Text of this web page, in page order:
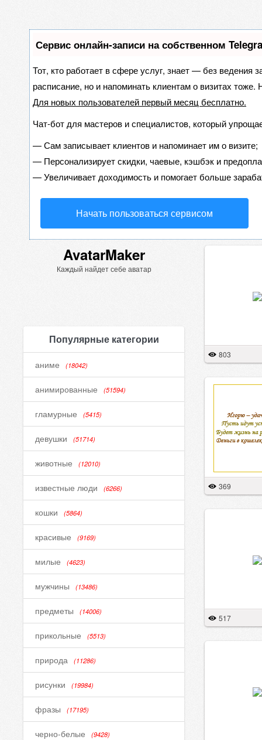
Сервис онлайн-записи на собственном
Тот, кто работает в сфере услуг, знает — без ведения
расписание, но и напоминать клиентам о визитах
Для новых пользователей первый месяц бесплатно.
Чат-бот для мастеров и специалистов, который
—Сам записывает клиентов и напоминает им о визите;
— Персонализирует скидки, чаевые, кэшбэк и
—Увеличивает доходимость и помогает больше
Начать пользоваться сервисом
AvatarMaker
Каждый найдет себе аватар
Популярные категории
аниме (18042)
анимированные (51594)
гламурные (5415)
девушки (51714)
животные (12010)
известные люди (6266)
кошки (5864)
красивые (9169)
милые (4623)
мужчины (13486)
предметы (14006)
прикольные (5513)
природа (11286)
рисунки (19984)
фразы (17195)
черно-белые (9428)
803
369
517